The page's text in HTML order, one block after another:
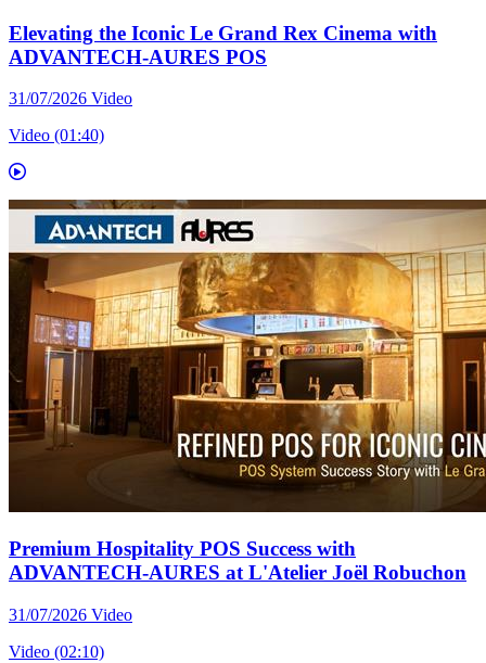
Elevating the Iconic Le Grand Rex Cinema with
ADVANTECH-AURES POS
31/07/2026 Video
Video (01:40)
Premium Hospitality POS Success with
ADVANTECH-AURES at L'Atelier Joël Robuchon
31/07/2026 Video
Video (02:10)